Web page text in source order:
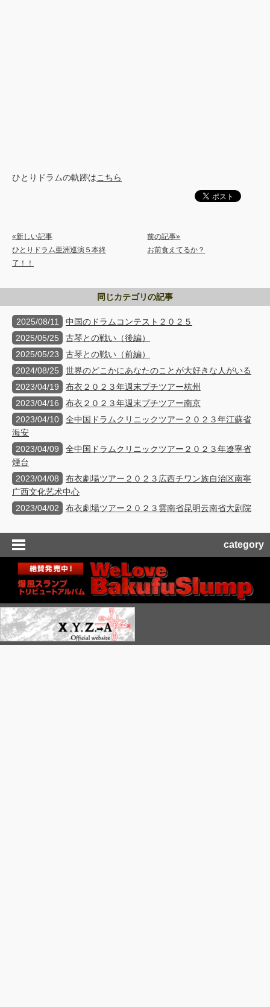
ひとりドラムの軌跡はこちら
«新しい記事
ひとりドラム亜洲巡演５本終
了！！
前の記事»
お前食えてるか？
同じカテゴリの記事
2025/08/11
中国のドラムコンテスト２０２５
2025/05/25
古琴との戦い（後編）
2025/05/23
古琴との戦い（前編）
2024/08/25
世界のどこかにあなたのことが大好きな人がいる
2023/04/19
布衣２０２３年週末プチツアー杭州
2023/04/16
布衣２０２３年週末プチツアー南京
2023/04/10
全中国ドラムクリニックツアー２０２３年江蘇省
海安
2023/04/09
全中国ドラムクリニックツアー２０２３年遼寧省
煙台
2023/04/08
布衣劇場ツアー２０２３広西チワン族自治区南寧
广西文化艺术中心
2023/04/02
布衣劇場ツアー２０２３雲南省昆明云南省大剧院
category